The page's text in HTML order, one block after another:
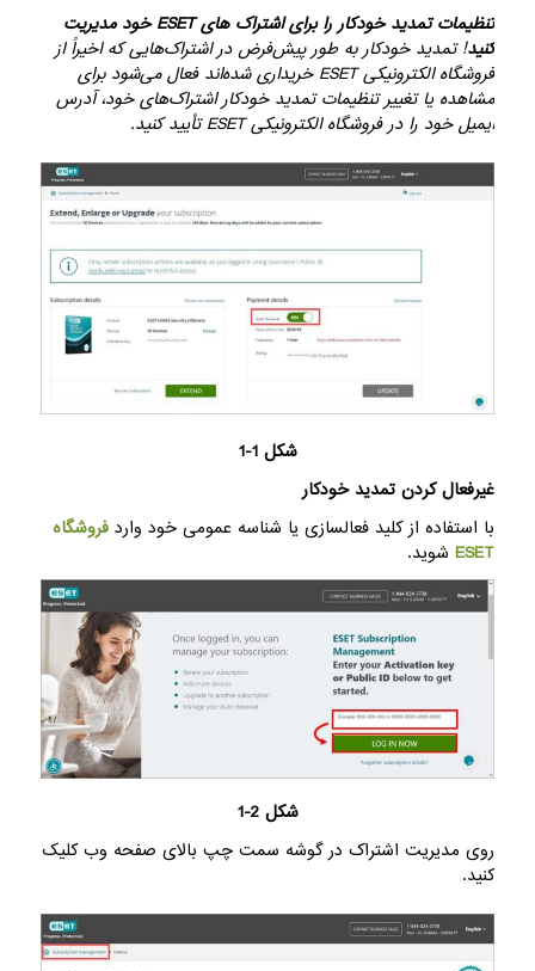
تنظیمات تمدید خودکار را برای اشتراک های ESET خود مدیریت
کنید! تمدید خودکار به طور پیش‌فرض در اشتراک‌هایی که اخیراً از
فروشگاه الکترونیکی ESET خریداری شده‌اند فعال می‌شود برای
مشاهده یا تغییر تنظیمات تمدید خودکار اشتراک‌های خود، آدرس
ایمیل خود را در فروشگاه الکترونیکی ESET تأیید کنید.
شکل 1-1
غیرفعال کردن تمدید خودکار
با استفاده از کلید فعالسازی یا شناسه عمومی خود وارد فروشگاه
ESETشوید.
شکل 2-1
روی مدیریت اشتراک در گوشه سمت چپ بالای صفحه وب کلیک
کنید.